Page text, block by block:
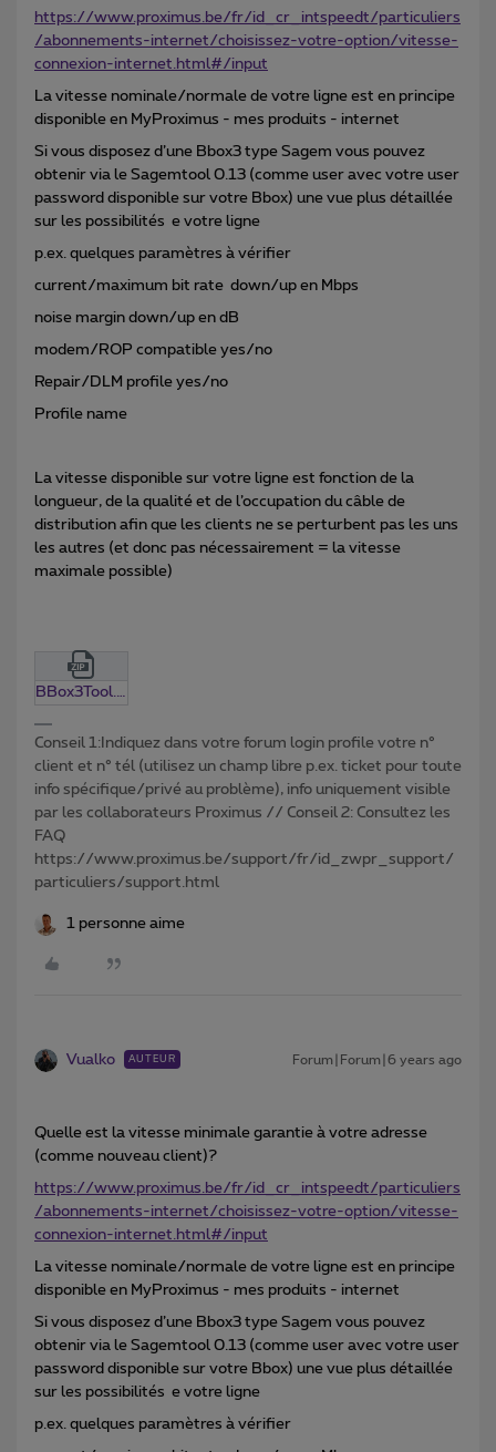
https://www.proximus.be/fr/id_cr_intspeedt/particuliers
/abonnements-internet/choisissez-votre-option/vitesse-
connexion-internet.html#/input
La vitesse nominale/normale de votre ligne est en principe
disponible en MyProximus - mes produits - internet
Si vous disposez d’une Bbox3 type Sagem vous pouvez
obtenir via le Sagemtool 0.13 (comme user avec votre user
password disponible sur votre Bbox) une vue plus détaillée
sur les possibilités e votre ligne
p.ex. quelques paramètres à vérifier
current/maximum bit rate down/up en Mbps
noise margin down/up en dB
modem/ROP compatible yes/no
Repair/DLM profile yes/no
Profile name
La vitesse disponible sur votre ligne est fonction de la
longueur, de la qualité et de l’occupation du câble de
distribution afin que les clients ne se perturbent pas les uns
les autres (et donc pas nécessairement = la vitesse
maximale possible)
Conseil 1:Indiquez dans votre forum login profile votre n°
client et n° tél (utilisez un champ libre p.ex. ticket pour toute
info spécifique/privé au problème), info uniquement visible
par les collaborateurs Proximus // Conseil 2: Consultez les
FAQ
https://www.proximus.be/support/fr/id_zwpr_support/
particuliers/support.html
1 personne aime
Vualko AUTEUR Forum|Forum|6 years ago
Quelle est la vitesse minimale garantie à votre adresse
(comme nouveau client)?
https://www.proximus.be/fr/id_cr_intspeedt/particuliers
/abonnements-internet/choisissez-votre-option/vitesse-
connexion-internet.html#/input
La vitesse nominale/normale de votre ligne est en principe
disponible en MyProximus - mes produits - internet
Si vous disposez d’une Bbox3 type Sagem vous pouvez
obtenir via le Sagemtool 0.13 (comme user avec votre user
password disponible sur votre Bbox) une vue plus détaillée
sur les possibilités e votre ligne
p.ex. quelques paramètres à vérifier